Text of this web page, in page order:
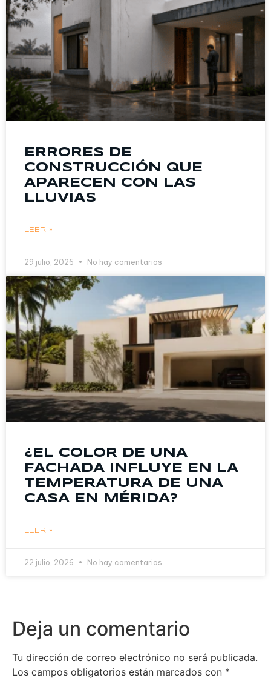
ERRORES DE
CONSTRUCCIÓN QUE
APARECEN CON LAS
LLUVIAS
LEER »
29 julio, 2026 No hay comentarios
¿EL COLOR DE UNA
FACHADA INFLUYE EN LA
TEMPERATURA DE UNA
CASA EN MÉRIDA?
LEER »
22 julio, 2026 No hay comentarios
Deja un comentario
Tu dirección de correo electrónico no será publicada.
Los campos obligatorios están marcados con *